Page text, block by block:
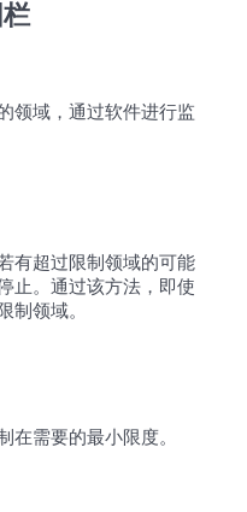
领域，通过软件进行监
有超过限制领域的可能
止。通过该方法，即使
制领域。
在需要的最小限度。